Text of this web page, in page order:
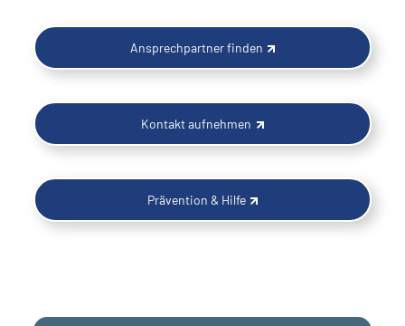
Ansprechpartner finden
Kontakt aufnehmen
Prävention & Hilfe